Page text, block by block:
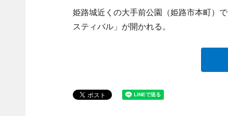
姫路城近くの大手前公園（姫路市本町）
スティバル」が開かれる。